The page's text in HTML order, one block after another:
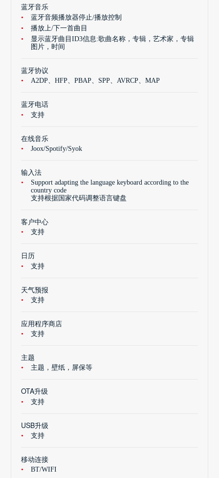
蓝牙音乐
蓝牙音频播放器停止/播放控制
播放上/下一首曲目
显示蓝牙曲目ID3信息:歌曲名称，专辑，艺术家，专辑
图片，时间
蓝牙协议
A2DP、HFP、PBAP、SPP、AVRCP、MAP
蓝牙电话
支持
在线音乐
Joox/Spotify/Syok
输入法
Support adapting the language keyboard according to the
country code
支持根据国家代码调整语言键盘
客户中心
支持
日历
支持
天气预报
支持
应用程序商店
支持
主题
主题，壁纸，屏保等
OTA升级
支持
USB升级
支持
移动连接
BT/WIFI